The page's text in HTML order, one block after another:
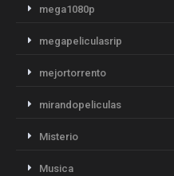
mega1080p
megapeliculasrip
mejortorrento
mirandopeliculas
Misterio
Musica